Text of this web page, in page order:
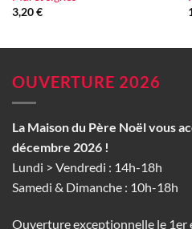
3,20€
OUVERTURE 2026
La Maison du Père Noël vous
décembre 2026 !
Lundi > Vendredi : 14h-18h
Samedi & Dimanche : 10h-18h
Ouverture exceptionnelle le 1er